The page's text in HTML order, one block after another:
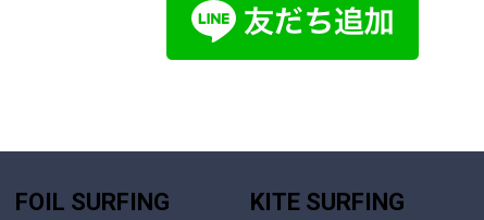
FOIL SURFING KITE SURFING